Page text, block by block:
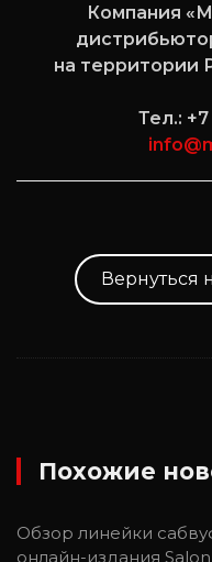
Компания
на территории
Тел.:
Вернуться
Похожие
Обзор линейки
онлайн-издания Salon